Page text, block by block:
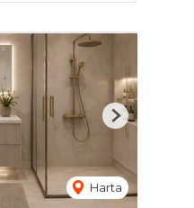
Harta
Next